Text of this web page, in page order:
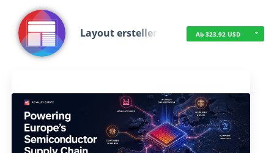
Layout erstellen Ab 323,92 USD